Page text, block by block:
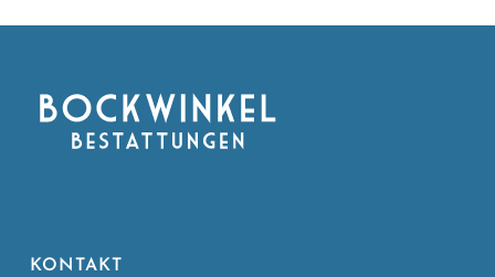
KONTAKT